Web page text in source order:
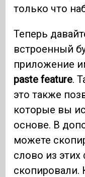
только что
Теперь
встроенный
приложение
paste feature.
это также
которые вы
основе. В
можете
слово из
скопировали.